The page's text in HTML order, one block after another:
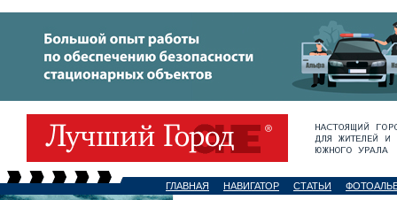
ГЛАВНАЯ НАВИГАТОР СТАТЬИ